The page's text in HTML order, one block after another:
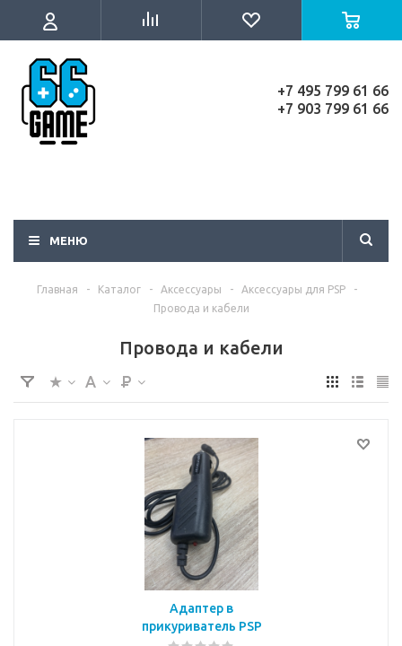
+7 495 799 61 66
+7 903 799 61 66
МЕНЮ
Главная - Каталог - Аксессуары - Аксессуары для PSP
-
Провода и кабели
Провода и кабели
Адаптер в
прикуриватель PSP